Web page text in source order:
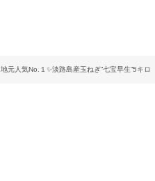
地元人気No.１✨淡路島産玉ねぎ“七宝早生”5キロ